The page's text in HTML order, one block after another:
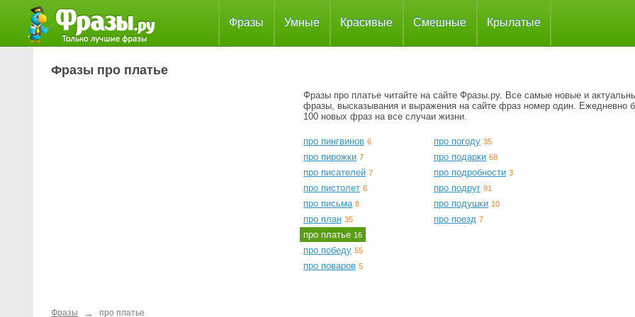
Фразы Умные Красивые Смешные Крылатые
Фразы про платье
Фразы про платье читайте на сайте Фразы.ру. Все самые новые и
фразы, высказывания и выражения на сайте фраз номер один. Ежедневно
100 новых фраз на все случаи жизни.
про пингвинов 6
про пирожки 7
про писателей 7
про пистолет 6
про письма 8
про план 35
про платье 16
про победу 55
про поваров 5
про погоду 35
про подарки 68
про подробности 3
про подруг 91
про подушки 10
про поезд 7
Фразы → про платье